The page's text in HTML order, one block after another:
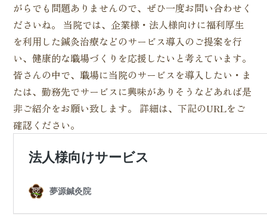
がらでも問題ありませんので、ぜひ一度お問い合わせく
ださいね。 当院では、企業様・法人様向けに福利厚生
を利用した鍼灸治療などのサービス導入のご提案を行
い、健康的な職場づくりを応援したいと考えています。
皆さんの中で、職場に当院のサービスを導入したい・ま
たは、勤務先でサービスに興味がありそうなどあれば是
非ご紹介をお願い致します。 詳細は、下記のURLをご
確認ください。